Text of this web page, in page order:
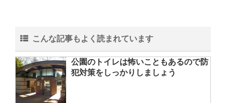
こんな記事もよく読まれています
公園のトイレは怖いこともあるので防
犯対策をしっかりしましょう